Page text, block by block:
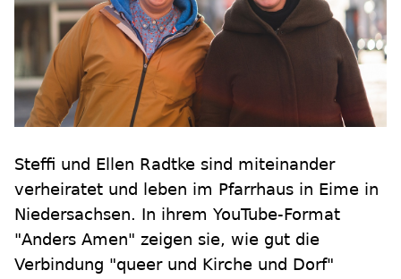
Steffi und Ellen Radtke sind miteinander
verheiratet und leben im Pfarrhaus in Eime in
Niedersachsen. In ihrem YouTube-Format
"Anders Amen" zeigen sie, wie gut die
Verbindung "queer und Kirche und Dorf"